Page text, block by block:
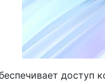
доступ